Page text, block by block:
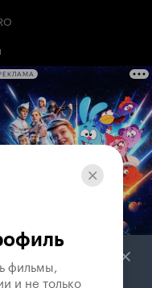
фильмы,
и не только